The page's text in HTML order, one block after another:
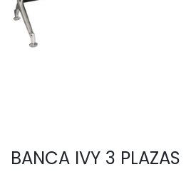
BANCA IVY 3 PLAZAS